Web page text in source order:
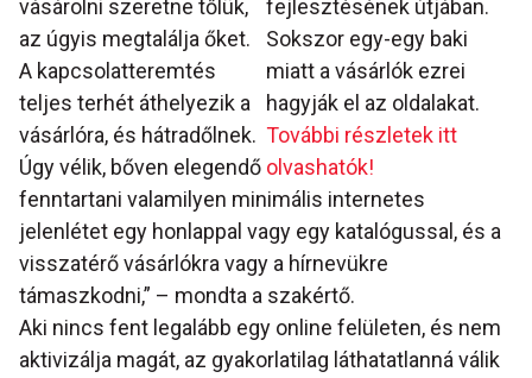
fejlesztésének útjában.
Sokszor egy-egy baki
miatt a vásárlók ezrei
hagyják el az oldalakat.
További részletek itt
olvashatók!
vásárolni szeretne tőlük,
az úgyis megtalálja őket.
A kapcsolatteremtés
teljes terhét áthelyezik a
vásárlóra, és hátradőlnek.
Úgy vélik, bőven elegendő
fenntartani valamilyen minimális internetes
jelenlétet egy honlappal vagy egy katalógussal, és a
visszatérő vásárlókra vagy a hírnevükre
támaszkodni,” – mondta a szakértő.
Aki nincs fent legalább egy online felületen, és nem
aktivizálja magát, az gyakorlatilag láthatatlanná válik